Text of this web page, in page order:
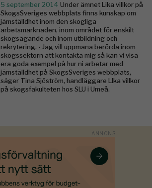
5 september 2014 Under ämnet Lika villkor på
SkogsSveriges webbplats finns kunskap om
jämställdhet inom den skogliga
arbetsmarknaden, inom området för enskilt
skogsägande och inom utbildning och
rekrytering. - Jag vill uppmana berörda inom
skogssektorn att kontakta mig så kan vi visa
era goda exempel på hur ni arbetar med
jämställdhet på SkogsSveriges webbplats,
säger Tina Sjöström, handläggare LIka villkor
på skogsfakulteten hos SLU i Umeå.